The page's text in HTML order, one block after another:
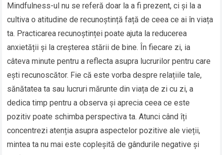
Mindfulness-ul nu se referă doar la a fi prezent, ci și la a
cultiva o atitudine de recunoștință față de ceea ce ai în viața
ta. Practicarea recunoștinței poate ajuta la reducerea
anxietății și la creșterea stării de bine. În fiecare zi, ia
câteva minute pentru a reflecta asupra lucrurilor pentru care
ești recunoscător. Fie că este vorba despre relațiile tale,
sănătatea ta sau lucruri mărunte din viața de zi cu zi, a
dedica timp pentru a observa și aprecia ceea ce este
pozitiv poate schimba perspectiva ta. Atunci când îți
concentrezi atenția asupra aspectelor pozitive ale vieții,
mintea ta nu mai este copleșită de gândurile negative și